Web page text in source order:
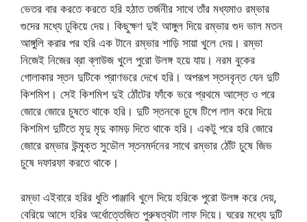
ভেতর বার করতে করতে হরি হঠাত তর্জনীর সাথে তাঁর মধ্যমাও রম্ভার
গুদের মধ্যে ঢুকিয়ে দেয়। কিছুক্ষণ দুই আঙ্গুল দিয়ে রম্ভার গুদ ভাল মতন
আঙ্গুলি করার পর হরি এক টানে রম্ভার শাড়ি সায়া খুলে দেয়। রম্ভা
নিজেই নিজের ব্রা ব্লাউজ খুলে পুরো উলঙ্গ হয়ে যায়। নরম বুকের
গোলাকার স্তন দুটিকে প্রাণভরে দেখে হরি। অপরূপ স্তনবৃন্ত যেন দুটি
কিশমিশ। সেই কিশমিশ দুই ঠোঁটের ফাঁকে ভরে প্রথমে আস্তে ও পরে
জোরে জোরে চুষতে থাকে হরি। দুটি স্তনকে চুষে টিপে লাল করে দিয়ে
কিশমিশ দুটিতে মৃদু মৃদু কামড় দিতে থাকে হরি। একটু পরে হরি জোরে
জোরে রম্ভার উন্মুক্ত সুডৌল স্তনমর্দনের সাথে রম্ভার ঠোঁট চুষে জিভ
চুষে দফারফা করতে থাকে।
রম্ভা এইবারে হরির ধুতি পাঞ্জাবি খুলে দিয়ে হরিকে পুরো উলঙ্গ করে দেয়,
বেরিয়ে আসে হরির অর্ধোত্তেজিত পুরুষত্বটা লাফ দিয়ে। ঘরের মধ্যে দুটি